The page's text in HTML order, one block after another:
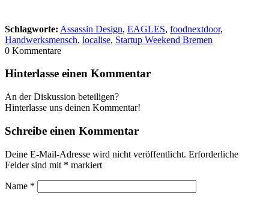
Schlagworte: Assassin Design, EAGLES, foodnextdoor,
Handwerksmensch, localise, Startup Weekend Bremen
0 Kommentare
Hinterlasse einen Kommentar
An der Diskussion beteiligen?
Hinterlasse uns deinen Kommentar!
Schreibe einen Kommentar
Deine E-Mail-Adresse wird nicht veröffentlicht. Erforderliche
Felder sind mit * markiert
Name *